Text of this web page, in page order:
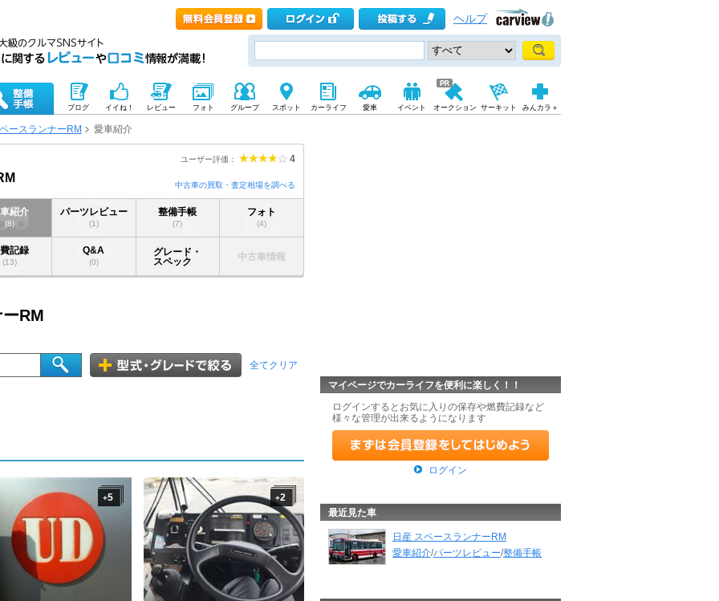
ヘルプ
ブログ イイね！ レビュー フォト グループ スポット カーライフ 愛車 イベント オークション サーキット みんカラ＋
ースランナーRM 愛車紹介
ユーザー評価： 4
中古車の買取・査定相場を調べる
紹介
(8)
パーツレビュー
(1)
整備手帳
(7)
フォト
(4)
記録
(13)
Q&A
(0)
グレード・
スペック
中古車情報
RM
全てクリア
+5 +2
マイページでカーライフを便利に楽しく！！
ログインするとお気に入りの保存や燃費記録など
様々な管理が出来るようになります
ログイン
最近見た車
日産 スペースランナーRM
愛車紹介/パーツレビュー/整備手帳